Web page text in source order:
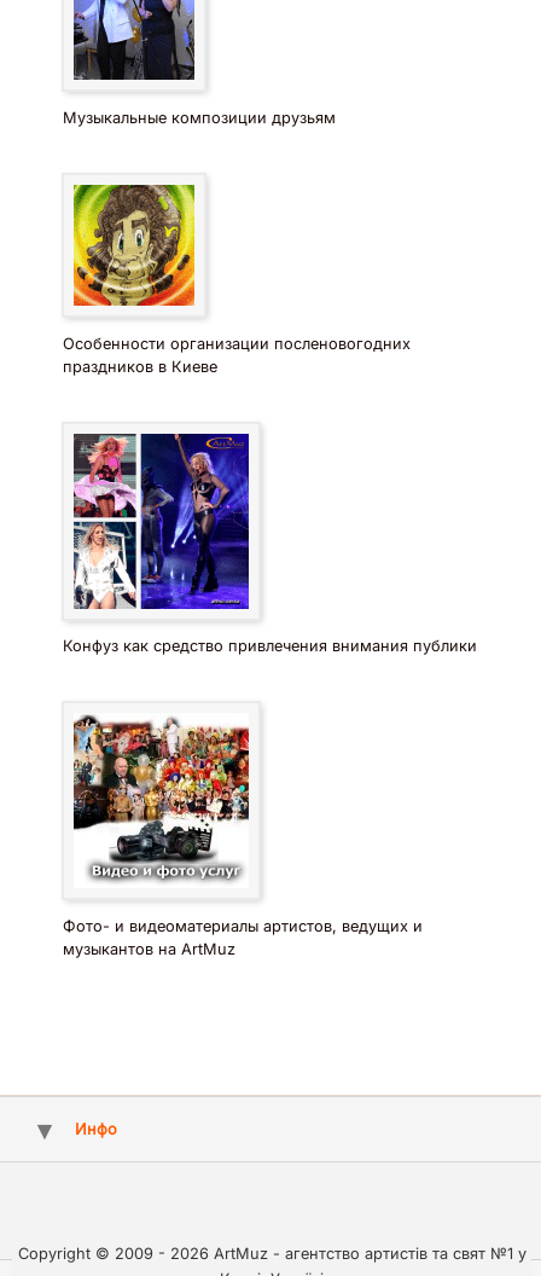
Музыкальные композиции друзьям
Особенности организации посленовогодних
праздников в Киеве
Конфуз как средство привлечения внимания публики
Фото- и видеоматериалы артистов, ведущих и
музыкантов на ArtMuz
Инфо
Copyright © 2009 - 2026 ArtMuz - агентство артистів та свят №1 у